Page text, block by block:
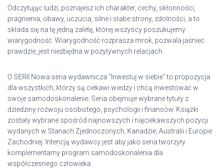
Odczytując ludzi, poznajesz ich charakter, cechy, skłonności,
pragnienia, obawy, uczucia, silne i słabe strony, zdolności, a to
składa się na tę jedną zaletę, której wszyscy poszukujemy:
wiarygodność. Wiarygodność rozprasza mrok, pozwala jaśnieć
prawdzie, jest niezbędna w pozytywnych relacjach.
O SERII:Nowa seria wydawnicza “Inwestuj w siebie” to propozycja
dla wszystkich, którzy są ciekawi wiedzy i chcą inwestować w
swoje samodoskonalenie. Seria obejmuje wybrane tytuły z
dziedziny rozwoju osobistego, psychologii i finansów. Książki
zostały wybrane spośród najnowszych i najciekawszych pozycji
wydanych w Stanach Zjednoczonych, Kanadzie, Australii i Europie
Zachodniej. Intencją wydawcy jest aby jako seria tworzyły
komplementarny program samodoskonalenia dla
współczesnego człowieka.